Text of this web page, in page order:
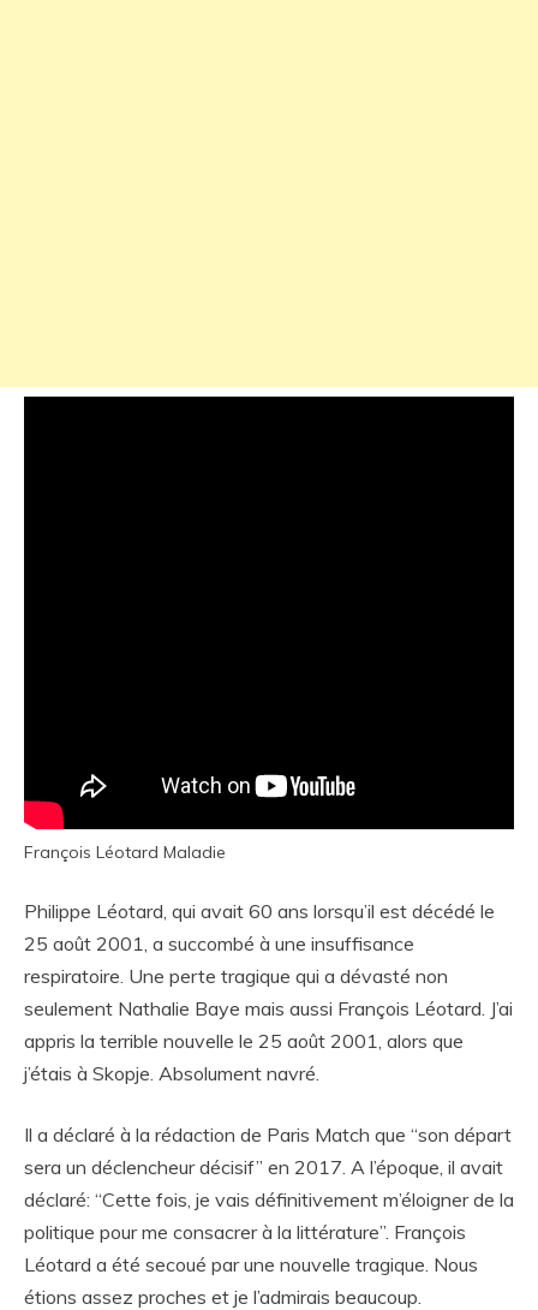
François Léotard Maladie
Philippe Léotard, qui avait 60 ans lorsqu’il est décédé le
25 août 2001, a succombé à une insuffisance
respiratoire. Une perte tragique qui a dévasté non
seulement Nathalie Baye mais aussi François Léotard. J’ai
appris la terrible nouvelle le 25 août 2001, alors que
j’étais à Skopje. Absolument navré.
Il a déclaré à la rédaction de Paris Match que “son départ
sera un déclencheur décisif” en 2017. A l’époque, il avait
déclaré: “Cette fois, je vais définitivement m’éloigner de la
politique pour me consacrer à la littérature”. François
Léotard a été secoué par une nouvelle tragique. Nous
étions assez proches et je l’admirais beaucoup.